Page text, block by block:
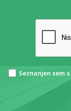
Seznanjen sem s